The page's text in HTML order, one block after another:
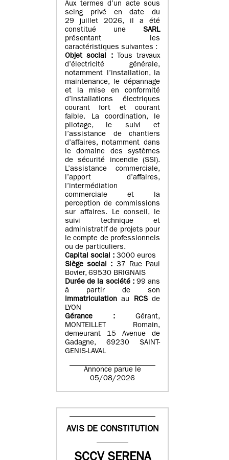
Aux termes d’un acte sous
seing privé en date du
29 juillet 2026, il a été
constitué une SARL
présentant les
caractéristiques suivantes :
Objet social :
Tous travaux
d’électricité générale,
notamment l’installation, la
maintenance, le dépannage
et la mise en conformité
d’installations électriques
courant fort et courant
faible. La coordination, le
pilotage, le suivi et
l’assistance de chantiers
d’affaires, notamment dans
le domaine des systèmes
de sécurité incendie (SSI).
L’assistance commerciale,
l’apport d’affaires,
l’intermédiation
commerciale et la
perception de commissions
sur affaires. Le conseil, le
suivi technique et
administratif de projets pour
le compte de professionnels
ou de particuliers.
Capital social : 3000 euros
Siège social : 37 Rue Paul
Bovier, 69530 BRIGNAIS
Durée de la société : 99 ans
à partir de son
immatriculation au RCSde
LYON
Gérance :
Gérant,
MONTEILLET Romain,
demeurant 15 Avenue de
Gadagne, 69230 SAINT-
GENIS-LAVAL
Annonce parue le
05/08/2026
AVIS DE CONSTITUTION